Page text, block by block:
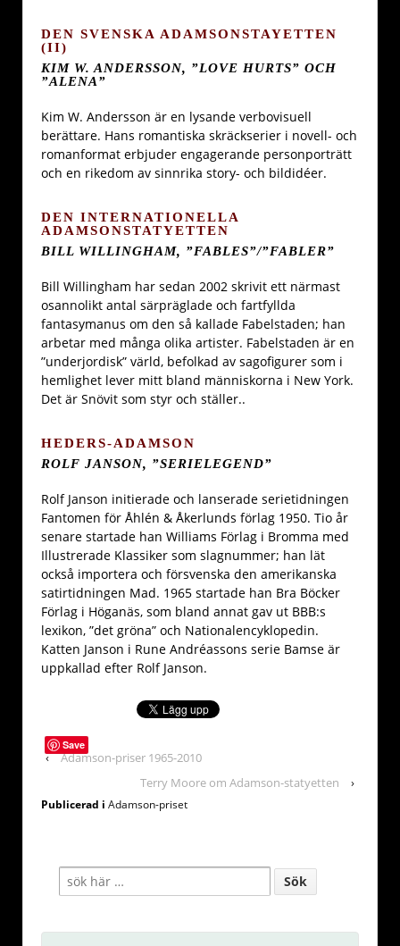
DEN SVENSKA ADAMSONSTAYETTEN
(II)
KIM W. ANDERSSON, ”LOVE HURTS” OCH
”ALENA”
Kim W. Andersson är en lysande verbovisuell
berättare. Hans romantiska skräckserier i novell- och
romanformat erbjuder engagerande personporträtt
och en rikedom av sinnrika story- och bildidéer.
DEN INTERNATIONELLA
ADAMSONSTATYETTEN
BILL WILLINGHAM, ”FABLES”/”FABLER”
Bill Willingham har sedan 2002 skrivit ett närmast
osannolikt antal särpräglade och fartfyllda
fantasymanus om den så kallade Fabelstaden; han
arbetar med många olika artister. Fabelstaden är en
”underjordisk” värld, befolkad av sagofigurer som i
hemlighet lever mitt bland människorna i New York.
Det är Snövit som styr och ställer..
HEDERS-ADAMSON
ROLF JANSON, ”SERIELEGEND”
Rolf Janson initierade och lanserade serietidningen
Fantomen för Åhlén & Åkerlunds förlag 1950. Tio år
senare startade han Williams Förlag i Bromma med
Illustrerade Klassiker som slagnummer; han lät
också importera och försvenska den amerikanska
satirtidningen Mad. 1965 startade han Bra Böcker
Förlag i Höganäs, som bland annat gav ut BBB:s
lexikon, ”det gröna” och Nationalencyklopedin.
Katten Janson i Rune Andréassons serie Bamse är
uppkallad efter Rolf Janson.
Save
‹ Adamson-priser 1965-2010
Terry Moore om Adamson-statyetten
›
Publicerad i Adamson-priset